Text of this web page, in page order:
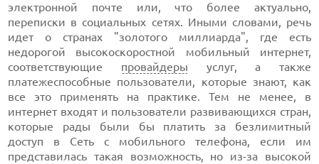
электронной почте или, что более актуально,
переписки в социальных сетях. Иными словами, речь
идет о странах "золотого миллиарда", где есть
недорогой высокоскоростной мобильный интернет,
соответствующие провайдеры услуг, а также
платежеспособные пользователи, которые знают, как
все это применять на практике. Тем не менее, в
интернет входят и пользователи развивающихся стран,
которые рады были бы платить за безлимитный
доступ в Сеть с мобильного телефона, если им
представилась такая возможность, но из-за высокой